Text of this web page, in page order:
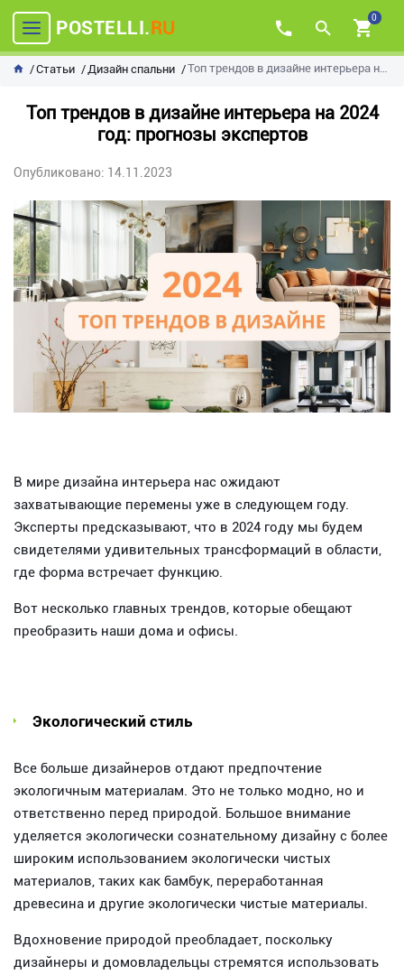
POSTELLI.RU 0
Статьи Дизайн спальни Топ трендов в дизайне интерьера на 2024 год: прогнозы экспертов
Топ трендов в дизайне интерьера на 2024
год: прогнозы экспертов
Опубликовано: 14.11.2023
В мире дизайна интерьера нас ожидают
захватывающие перемены уже в следующем году.
Эксперты предсказывают, что в 2024 году мы будем
свидетелями удивительных трансформаций в области,
где форма встречает функцию.
Вот несколько главных трендов, которые обещают
преобразить наши дома и офисы.
Экологический стиль
Все больше дизайнеров отдают предпочтение
экологичным материалам. Это не только модно, но и
ответственно перед природой. Большое внимание
уделяется экологически сознательному дизайну с более
широким использованием экологически чистых
материалов, таких как бамбук, переработанная
древесина и другие экологически чистые материалы.
Вдохновение природой преобладает, поскольку
дизайнеры и домовладельцы стремятся использовать